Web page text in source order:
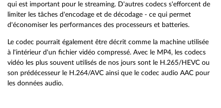
qui est important pour le streaming. D'autres codecs s'efforcent de
limiter les tâches d'encodage et de décodage - ce qui permet
d'économiser les performances des processeurs et batteries.
Le codec pourrait également être décrit comme la machine utilisée
à l'intérieur d'un fichier vidéo compressé. Avec le MP4, les codecs
vidéo les plus souvent utilisés de nos jours sont le H.265/HEVC ou
son prédécesseur le H.264/AVC ainsi que le codec audio AAC pour
les données audio.